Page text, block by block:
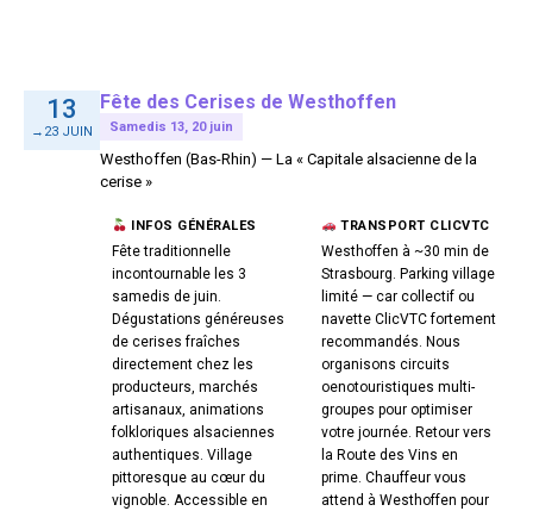
13
→23 JUIN
Fête des Cerises de Westhoffen
Samedis 13, 20 juin
Westhoffen (Bas-Rhin) — La « Capitale alsacienne de la
cerise »
INFOS GÉNÉRALES
Fête traditionnelle
incontournable les 3
samedis de juin.
Dégustations généreuses
de cerises fraîches
directement chez les
producteurs, marchés
artisanaux, animations
folkloriques alsaciennes
authentiques. Village
pittoresque au cœur du
vignoble. Accessible en
TRANSPORT CLICVTC
Westhoffen à ~30 min de
Strasbourg. Parking village
limité — car collectif ou
navette ClicVTC fortement
recommandés. Nous
organisons circuits
oenotouristiques multi-
groupes pour optimiser
votre journée. Retour vers
la Route des Vins en
prime. Chauffeur vous
attend à Westhoffen pour